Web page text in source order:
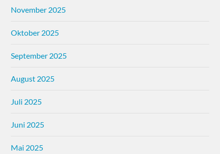
November 2025
Oktober 2025
September 2025
August 2025
Juli 2025
Juni 2025
Mai 2025